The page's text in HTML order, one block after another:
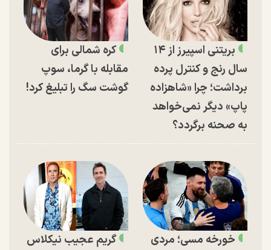
بریتنی اسپیرز از ۱۴
سال رنج و کنترل پرده
برداشت؛ چرا «شاهزاده
پاپ» دیگر نمی‌خواهد
به صحنه برگردد؟
کره شمالی برای
مقابله با گرما، سوپ
گوشت سگ را تبلیغ کرد!
خورخه مسی؛ مردی
گریم عجیب نیکلاس